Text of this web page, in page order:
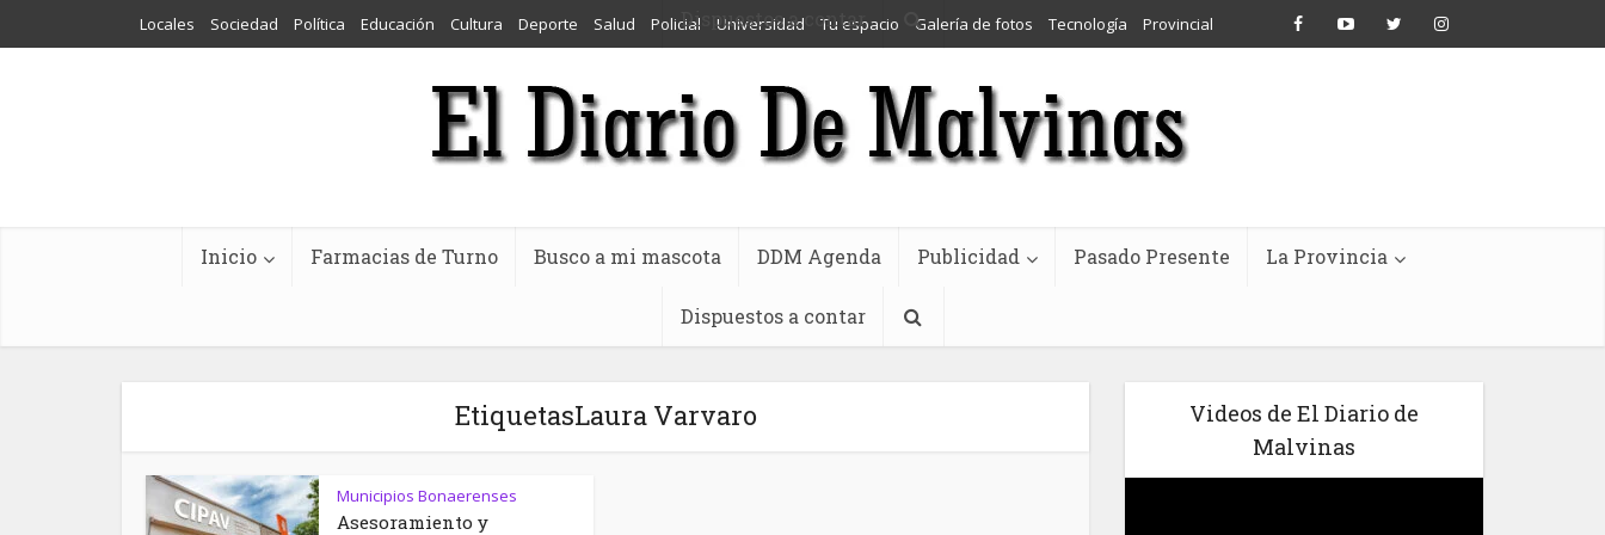
Dispuestos a contar
Locales Sociedad Política Educación Cultura Deporte Salud Policial Universidad Tu espacio Galería de fotos Tecnología Provincial
Inicio Farmacias de Turno Busco a mi mascota DDM Agenda Publicidad Pasado Presente La Provincia
Dispuestos a contar
EtiquetasLaura Varvaro
Municipios Bonaerenses
Asesoramiento y
Videos de El Diario de
Malvinas